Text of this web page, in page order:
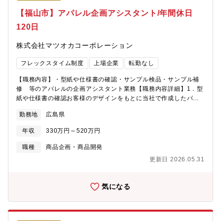
すので、製品の品質確認や、現場の服作りを見ていただくため海
外出張が発生する場合があります。（出張先：ミャンマー、ベト
ナム、バングラデシュ、中国）【組織構成・募集背景】3名。売り
他のブランドで分かれておりますが、レディースやメンズ担当な
どは分かれておりませんので、幅広いスキルを身につけることが
できます。【働きやすさ】・残業平均月20時間と少なく、フレッ
です。・服飾の知識がある方はこれまでの経験を活かして、ユニ
クロなどの大手アパレル製品の企画に携わることができます。
【福山市】アパレル企画アシスタント/年間休日
120日
株式会社マツオカコーポレーション
フレックスタイム制度 上場企業 転勤なし
【職務内容】・型紙や仕様書の確認・サンプル検品・サンプル補
修 等のアパレルの企画アシスタント業務【職務内容詳細】1．型
紙や仕様書の確認お客様のデザインをもとに当社で作成したパタ
ル検品工場から上がってきたサンプル品が、お客様の求めるカタ
チに出来上がっているか確認するほか、工場への改善要望を抽出
します。３．サンプル補修お客様の要望レベルに至らないものに
ついては、オフィス内で補修業務を行います。※将来的に、ご希
をお任せすることもあります。【組織構成】本社にて企画アシス
で徐々に業務を覚えていただきます。【働きやすさ】残業平均月
20時間と少なく、フレックス制導入、年間休日120日とお休みも
多いため、働きやすい環境です。
勤務地 広島県
年収 330万円～520万円
職種
商品企画・商品開発
更新日 2026.05.31
気になる